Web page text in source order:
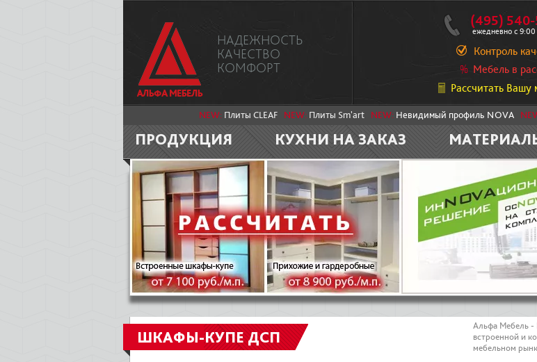
НАДЕЖНОСТЬ
КАЧЕСТВО
КОМФОРТ
(495) 540-
ежедневно с
Контроль
Мебель в
Рассчитать Вашу
NEW: Плиты CLEAF NEW: Плиты Sm'art NEW: Невидимый профиль NOVA
ПРОДУКЦИЯ КУХНИ НА ЗАКАЗ
ШКАФЫ-КУПЕ ДСП
Альфа Мебель -
встроенной и
мебельном